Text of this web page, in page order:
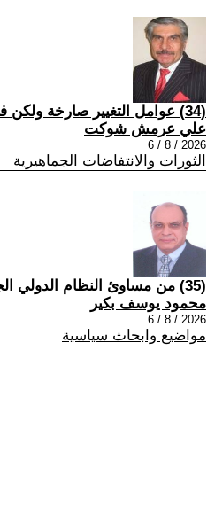
(34) عوامل التغيير صارخة ولكن فعلها ما زال خافتاً
علي عرمش شوكت
2026 / 8 / 6
الثورات والانتفاضات الجماهيرية
(35) من مساوئ النظام الدولي الجديد٢
محمود يوسف بكير
2026 / 8 / 6
مواضيع وابحاث سياسية